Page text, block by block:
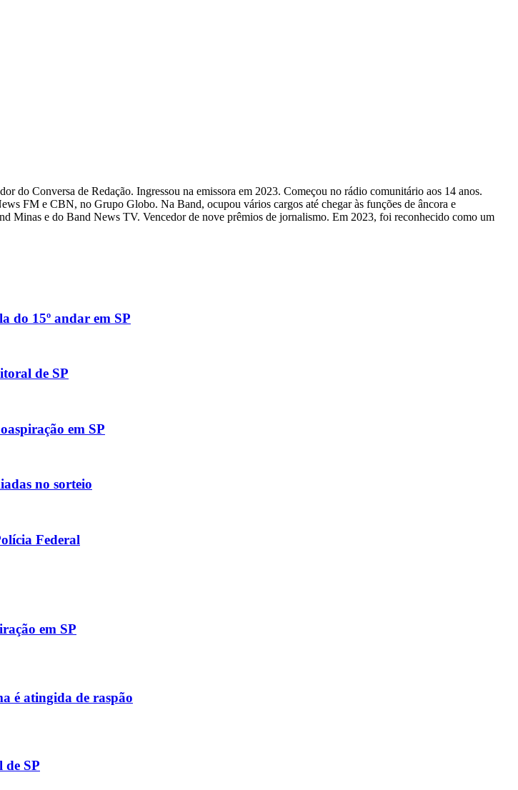
do Conversa de Redação. Ingressou na emissora em 2023. Começou no rádio comunitário aos 14 anos.
FM e CBN, no Grupo Globo. Na Band, ocupou vários cargos até chegar às funções de âncora e
Minas e do Band News TV. Vencedor de nove prêmios de jornalismo. Em 2023, foi reconhecido como um
do 15º andar em SP
de SP
em SP
no sorteio
Federal
em SP
é atingida de raspão
de SP